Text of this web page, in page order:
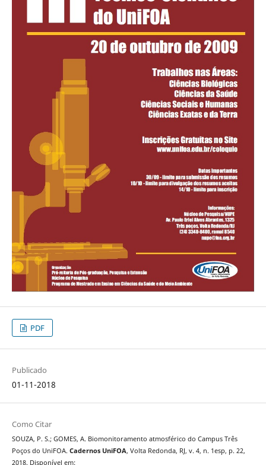
PDF
Publicado
01-11-2018
Como Citar
SOUZA, P. S.; GOMES, A. Biomonitoramento atmosférico do Campus Três
Poços do UniFOA. Cadernos UniFOA, Volta Redonda, RJ, v. 4, n. 1esp, p. 22,
2018. Disponível em: